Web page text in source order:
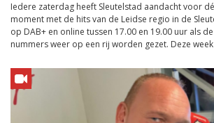
Iedere zaterdag heeft Sleutelstad aandacht voor
moment met de hits van de Leidse regio in de
op DAB+ en online tussen 17.00 en 19.00 uur als
nummers weer op een rij worden gezet. Deze